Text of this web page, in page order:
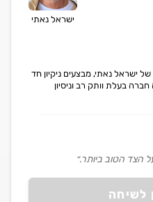
ישראל נאתי
לשיחה
ישראל נאתי, מבצעים ניקיון חד
בעלת וותק רב וניסיון
הצד הטוב ביותר.״